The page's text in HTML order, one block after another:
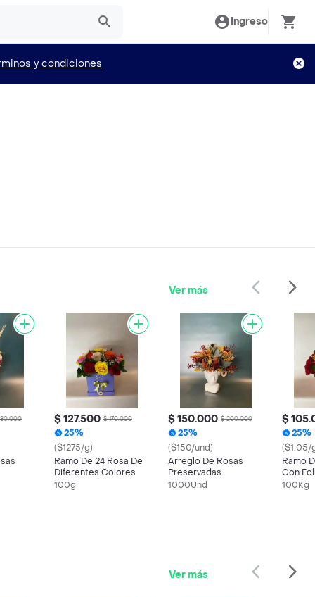
Ingreso
y condiciones
Ver más
$ 127.500 $ 170.000
25%
($1275/g)
Ramo De 24 Rosa De
Diferentes Colores
100g
$ 150.000 $ 200.000
25%
($150/und)
Arreglo De Rosas
Preservadas
1000Und
$
25%
($1.05/
Ramo
Con
100Kg
Ver más